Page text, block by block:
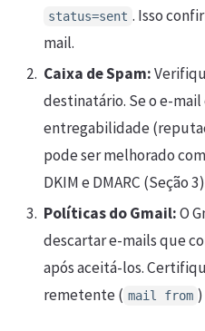
status=sent . Isso
mail.
Caixa de Spam:
destinatário. Se o e-
entregabilidade
pode ser melhorado
DKIM e DMARC (Seção
Políticas do Gmail:O
descartar e-mails que
após aceitá-los.
remetente ( mail from